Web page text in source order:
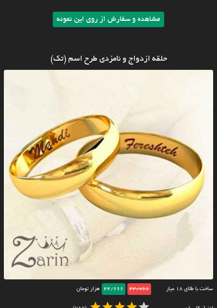
مشاهده و سفارش از روی این نمونه
حلقه ازدواج و نامزدی طرح اسم (تک)
ساخت با طلای ۱۸ عیار 44/766
44/666 هزار تومان